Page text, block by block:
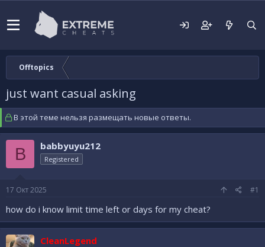
Offtopics
just want casual asking
В этой теме нельзя размещать новые ответы.
B babbyuyu212
Registered
17 Окт 2025 #1
how do i know limit time left or days for my cheat?
CleanLegend